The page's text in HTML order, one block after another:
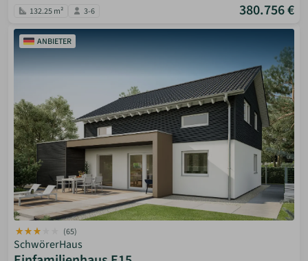
132.25 m² 3-6 380.756 €
ANBIETER
(65)
SchwörerHaus